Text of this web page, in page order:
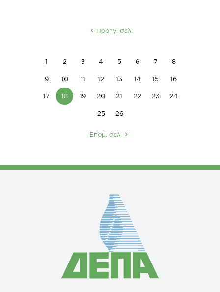
Προηγ. σελ.
1 2 3 4 5 6 7 8
9 10 11 12 13 14 15 16
17 18 19 20 21 22 23 24
25 26
Επομ. σελ.